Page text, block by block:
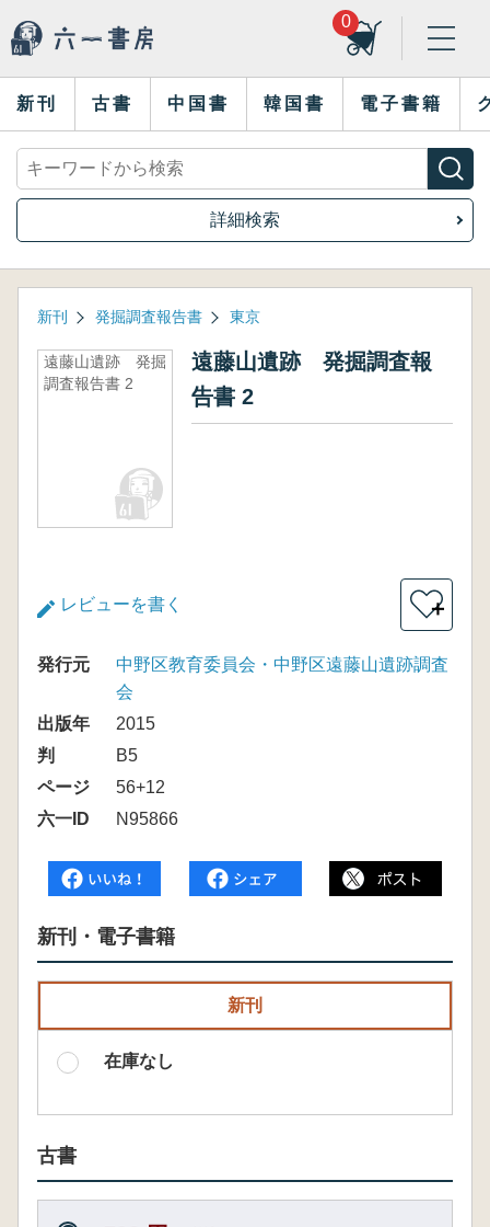
0
新刊 古書 中国書 韓国書 電子書籍
詳細検索
新刊 発掘調査報告書 東京
遠藤山遺跡 発掘
調査報告書 2
遠藤山遺跡 発掘調査報
告書 2
レビューを書く ＋
発行元
中野区教育委員会・中野区遠藤山遺跡調査
会
出版年
2015
判
B5
ページ
56+12
六一ID
N95866
新刊・電子書籍
新刊
在庫なし
古書